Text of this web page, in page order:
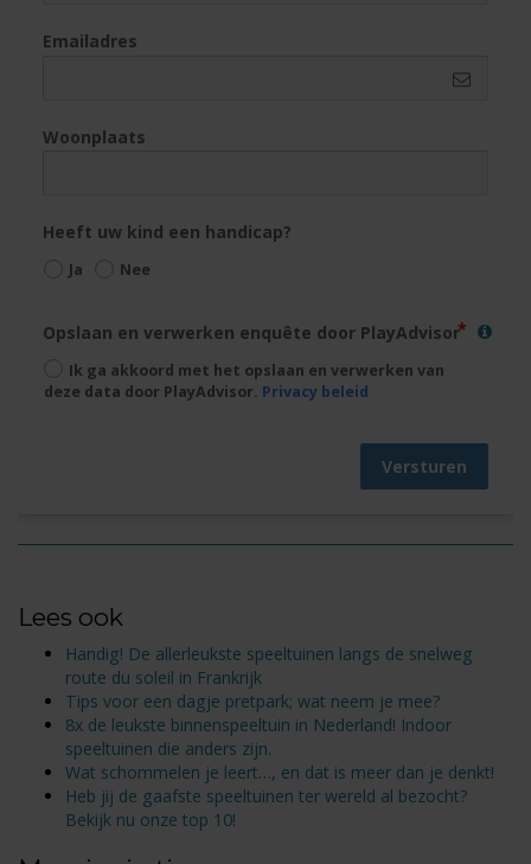
Emailadres
Woonplaats
Heeft uw kind een handicap?
Ja Nee
Opslaan en verwerken enquête door PlayAdvisor
Ik ga akkoord met het opslaan en verwerken van
deze data door PlayAdvisor. Privacy beleid
Versturen
Lees ook
Handig! De allerleukste speeltuinen langs de snelweg
route du soleil in Frankrijk
Tips voor een dagje pretpark; wat neem je mee?
8x de leukste binnenspeeltuin in Nederland! Indoor
speeltuinen die anders zijn.
Wat schommelen je leert…, en dat is meer dan je denkt!
Heb jij de gaafste speeltuinen ter wereld al bezocht?
Bekijk nu onze top 10!